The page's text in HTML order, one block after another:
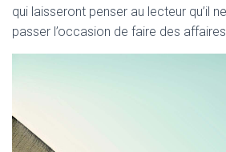
qui laisseront penser au lecteur qu’il
passer l’occasion de faire des